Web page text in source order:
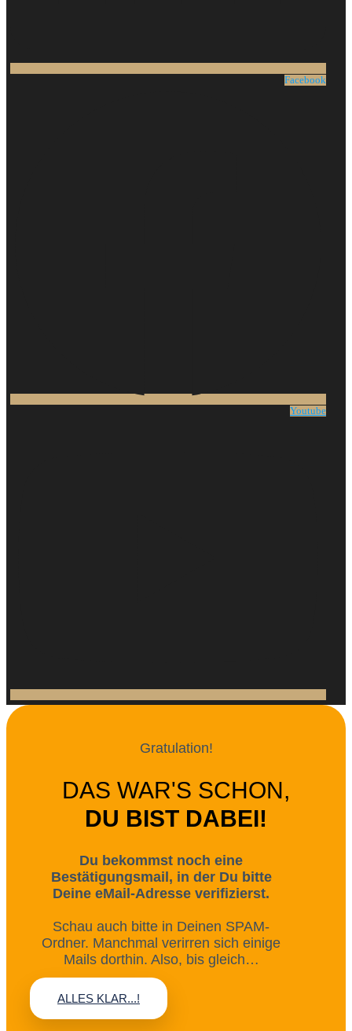
Facebook
Youtube
Gratulation!
DAS WAR'S SCHON,
DU BIST DABEI!
Du bekommst noch eine
Bestätigungsmail, in der Du bitte
Deine eMail-Adresse verifizierst.
Schau auch bitte in Deinen SPAM-
Ordner. Manchmal verirren sich einige
Mails dorthin. Also, bis gleich…
ALLES KLAR...!